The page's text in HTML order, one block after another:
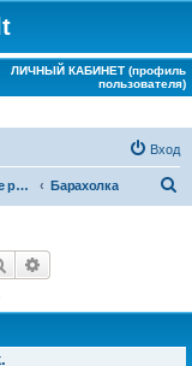
ЛИЧНЫЙ КАБИНЕТ (профиль
пользователя)
Вход
Коммерческие разделы Барахолка
Поиск